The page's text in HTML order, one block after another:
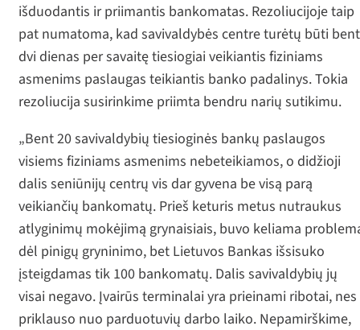
išduodantis ir priimantis bankomatas. Rezoliucijoje taip
pat numatoma, kad savivaldybės centre turėtų būti bent
dvi dienas per savaitę tiesiogiai veikiantis fiziniams
asmenims paslaugas teikiantis banko padalinys. Tokia
rezoliucija susirinkime priimta bendru narių sutikimu.
„Bent 20 savivaldybių tiesioginės bankų paslaugos
visiems fiziniams asmenims nebeteikiamos, o didžioji
dalis seniūnijų centrų vis dar gyvena be visą parą
veikiančių bankomatų. Prieš keturis metus nutraukus
atlyginimų mokėjimą grynaisiais, buvo keliama
dėl pinigų gryninimo, bet Lietuvos Bankas išsisuko
įsteigdamas tik 100 bankomatų. Dalis savivaldybių jų
visai negavo. Įvairūs terminalai yra prieinami ribotai, nes
priklauso nuo parduotuvių darbo laiko. Nepamirškime,